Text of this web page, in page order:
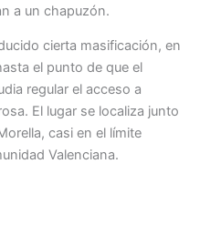
a un chapuzón.
cierta masificación, en
el punto de que el
regular el acceso a
El lugar se localiza junto
casi en el límite
Valenciana.